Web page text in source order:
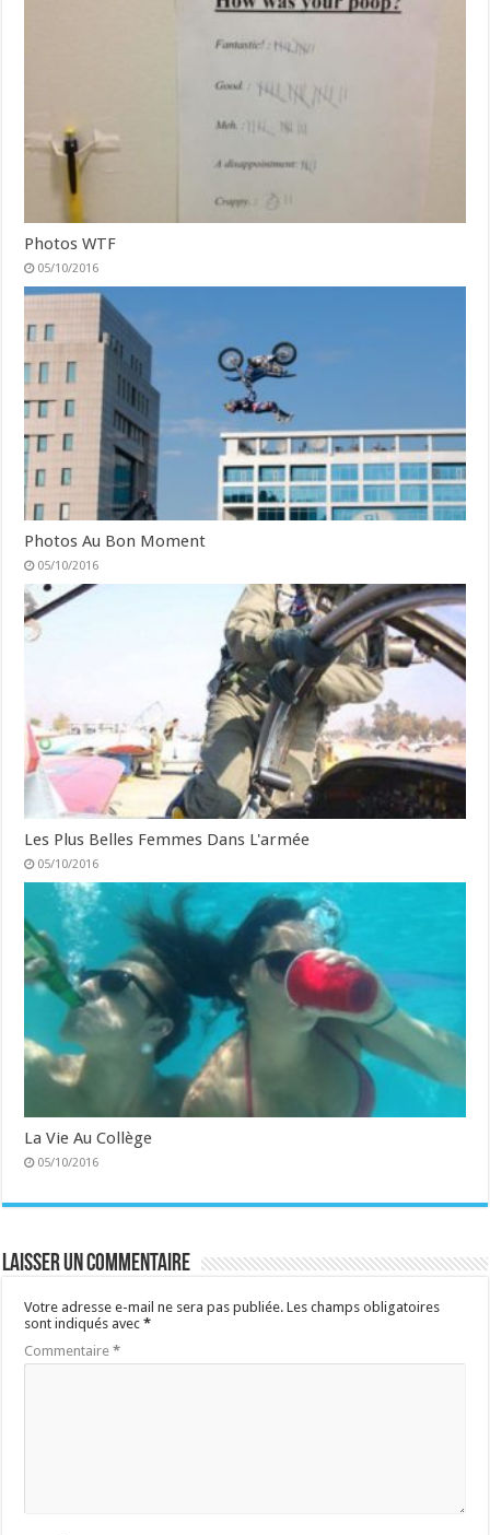
Photos WTF
05/10/2016
Photos Au Bon Moment
05/10/2016
Les Plus Belles Femmes Dans L'armée
05/10/2016
La Vie Au Collège
05/10/2016
Laisser un commentaire
Votre adresse e-mail ne sera pas publiée. Les champs obligatoires
sont indiqués avec*
Commentaire*